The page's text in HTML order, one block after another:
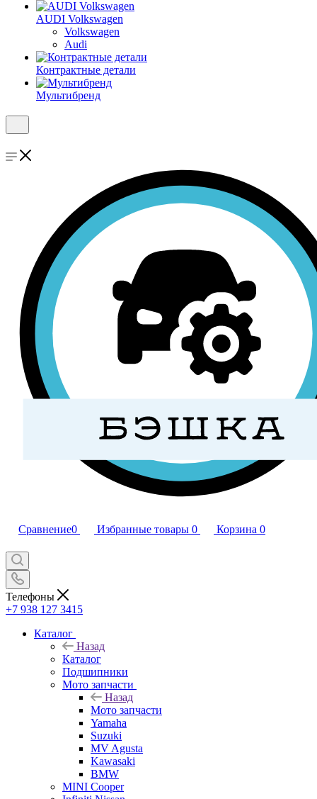
AUDI Volkswagen
Volkswagen
Audi
Контрактные детали
Мультибренд
Сравнение0 Избранные товары 0 Корзина 0
Телефоны
+7 938 127 3415
Каталог
Назад
Каталог
Подшипники
Мото запчасти
Назад
Мото запчасти
Yamaha
Suzuki
MV Agusta
Kawasaki
BMW
MINI Cooper